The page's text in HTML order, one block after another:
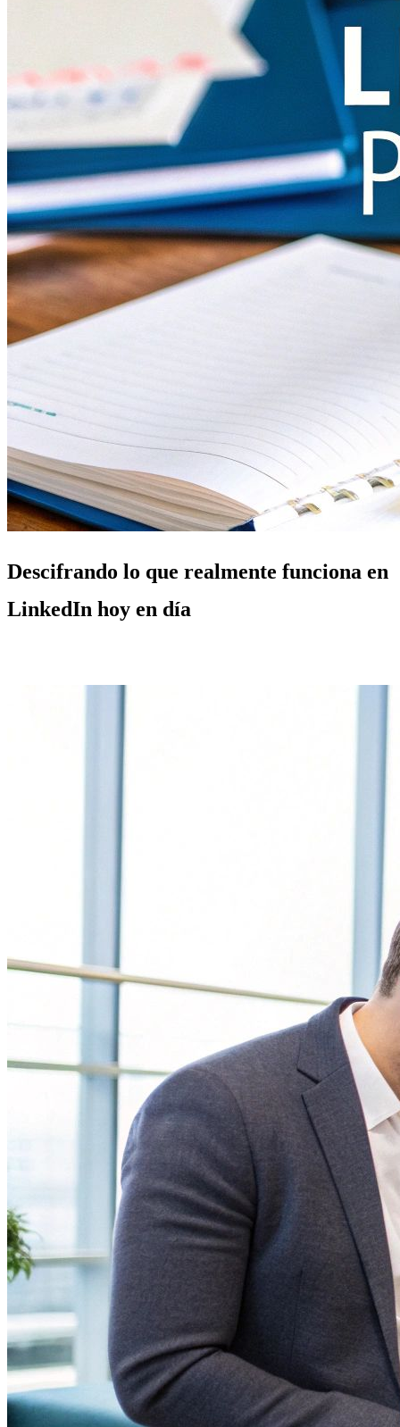
Descifrando lo que realmente funciona en
LinkedIn hoy en día